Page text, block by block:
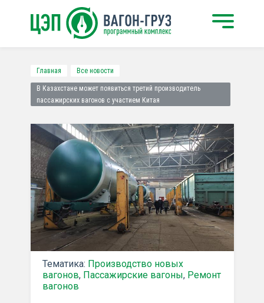
Главная Все новости
В Казахстане может появиться третий производитель
пассажирских вагонов с участием Китая
Тематика: Производство новых
вагонов, Пассажирские вагоны, Ремонт
вагонов